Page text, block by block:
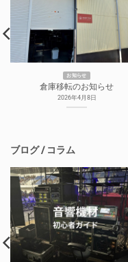
お知らせ
倉庫移転のお知らせ
2026年4月8日
ブログ / コラム